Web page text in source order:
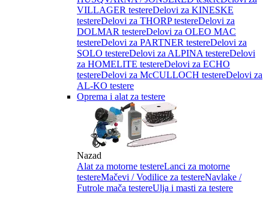
VILLAGER testereDelovi za KINESKE
testereDelovi za THORP testereDelovi za
DOLMAR testereDelovi za OLEO MAC
testereDelovi za PARTNER testereDelovi za
SOLO testereDelovi za ALPINA testereDelovi
za HOMELITE testereDelovi za ECHO
testereDelovi za McCULLOCH testereDelovi za
AL-KO testere
Oprema i alat za testere
Nazad
Alat za motorne testereLanci za motorne
testereMačevi / Vodilice za testereNavlake /
Futrole mača testereUlja i masti za testere